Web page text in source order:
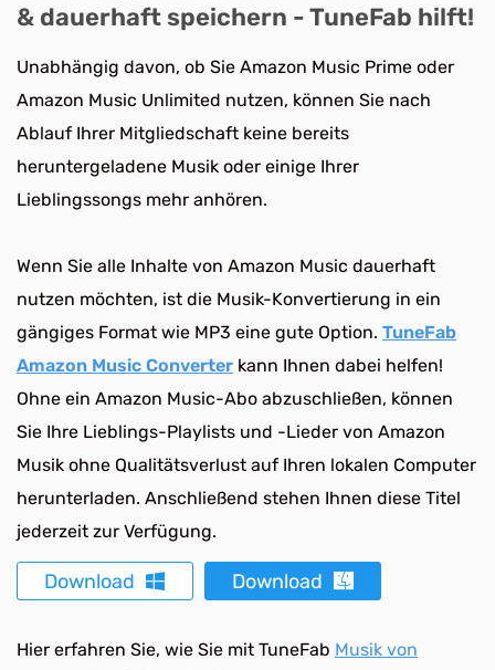
& dauerhaft speichern - TuneFab hilft!
Unabhängig davon, ob Sie Amazon Music Prime oder
Amazon Music Unlimited nutzen, können Sie nach
Ablauf Ihrer Mitgliedschaft keine bereits
heruntergeladene Musik oder einige Ihrer
Lieblingssongs mehr anhören.
Wenn Sie alle Inhalte von Amazon Music dauerhaft
nutzen möchten, ist die Musik-Konvertierung in ein
gängiges Format wie MP3 eine gute Option. TuneFab
Amazon Music Converter kann Ihnen dabei helfen!
Ohne ein Amazon Music-Abo abzuschließen, können
Sie Ihre Lieblings-Playlists und -Lieder von Amazon
Musik ohne Qualitätsverlust auf Ihren lokalen Computer
herunterladen. Anschließend stehen Ihnen diese Titel
jederzeit zur Verfügung.
Download Download
Hier erfahren Sie, wie Sie mit TuneFab Musik von